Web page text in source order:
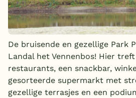
De bruisende en gezellige Park
Landal het Vennenbos! Hier
restaurants, een snackbar,
gesorteerde supermarkt met
gezellige terrasjes en een